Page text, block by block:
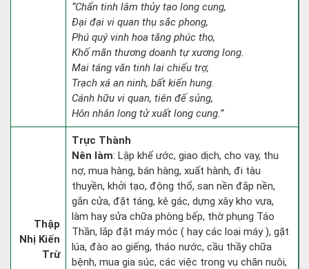
“Chẩn tinh lâm thủy tạo long cung,
Đại đại vi quan thụ sắc phong,
Phú quý vinh hoa tăng phúc thọ,
Khố mãn thương doanh tự xương long.
Mai táng văn tinh lai chiếu trợ,
Trạch xá an ninh, bất kiến hung.
Cánh hữu vi quan, tiên đế sủng,
Hôn nhân long tử xuất long cung.”
Thập
Nhị Kiến
Trừ
Trực Thành
Nên làm: Lập khế ước, giao dịch, cho vay, thu
nợ, mua hàng, bán hàng, xuất hành, đi tàu
thuyền, khởi tạo, động thổ, san nền đắp nền,
gắn cửa, đặt táng, kê gác, dựng xây kho vựa,
làm hay sửa chữa phòng bếp, thờ phụng Táo
Thần, lắp đặt máy móc ( hay các loại máy ), gặt
lúa, đào ao giếng, tháo nước, cầu thầy chữa
bệnh, mua gia súc, các việc trong vụ chăn nuôi,